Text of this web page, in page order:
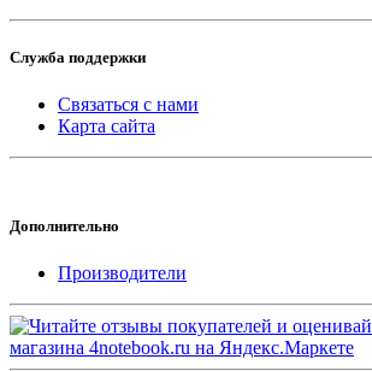
Служба поддержки
Связаться с нами
Карта сайта
Дополнительно
Производители